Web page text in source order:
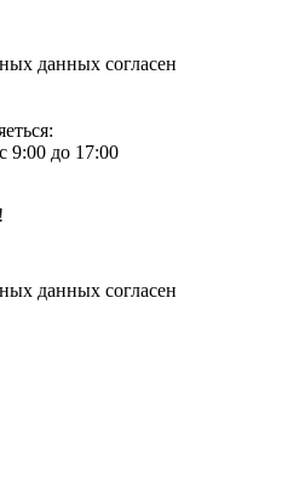
данных согласен
9:00 до 17:00
данных согласен